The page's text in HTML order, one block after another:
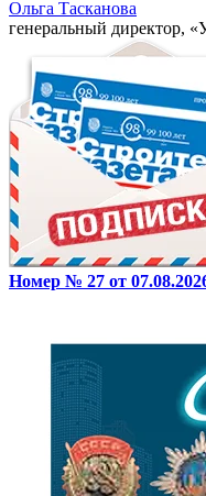
Ольга Тасканова
генеральный директор,
Номер № 27 от